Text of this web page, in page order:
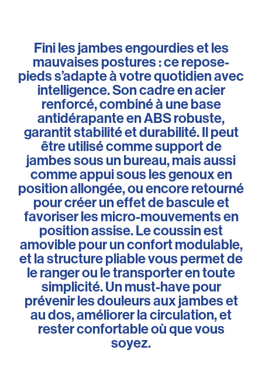
Fini les jambes engourdies et les
mauvaises postures : ce repose-
pieds s’adapte à votre quotidien avec
intelligence. Son cadre en acier
renforcé, combiné à une base
antidérapante en ABS robuste,
garantit stabilité et durabilité. Il peut
être utilisé comme support de
jambes sous un bureau, mais aussi
comme appui sous les genoux en
position allongée, ou encore retourné
pour créer un effet de bascule et
favoriser les micro-mouvements en
position assise. Le coussin est
amovible pour un confort modulable,
et la structure pliable vous permet de
le ranger ou le transporter en toute
simplicité. Un must-have pour
prévenir les douleurs aux jambes et
au dos, améliorer la circulation, et
rester confortable où que vous
soyez.